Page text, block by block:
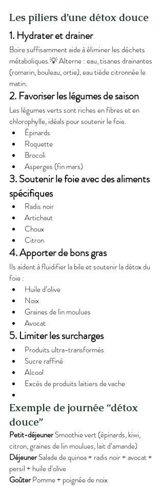
Les piliers d’une détox douce
1. Hydrater et drainer
Boire suffisamment aide à éliminer les déchets
métaboliques.💡 Alterne : eau, tisanes drainantes
(romarin, bouleau, ortie), eau tiède citronnée le
matin.
2. Favoriser les légumes de saison
Les légumes verts sont riches en fibres et en
chlorophylle, idéals pour soutenir le foie.
Épinards
Roquette
Brocoli
Asperges (fin mars)
3. Soutenir le foie avec des aliments
spécifiques
Radis noir
Artichaut
Choux
Citron
4. Apporter de bons gras
Ils aident à fluidifier la bile et soutenir la détox du
foie :
Huile d’olive
Noix
Graines de lin moulues
Avocat
5. Limiter les surcharges
Produits ultra-transformés
Sucre raffiné
Alcool
Excès de produits laitiers de vache
Exemple de journée “détox
douce”
Petit-déjeuner Smoothie vert (épinards, kiwi,
citron, graines de lin moulues, lait d’amande)
Déjeuner Salade de quinoa + radis noir + avocat +
persil + huile d’olive
Goûter Pomme + poignée de noix